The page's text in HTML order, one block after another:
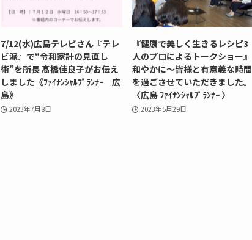
7/12(水)広島テレビさん『テレ
ビ派』で“令和家計の見直し
術”を所長 髙橋佳良子がお伝え
しました《ﾌｧｲﾅﾝｼｬﾙﾌﾟﾗﾝﾅｰ 広
島》
2023年7月8日
『健康で美しく生きるレシピ3
人のプロによるトークショー』
和やかに～皆様と有意義な時間
を過ごさせていただきました。
〈広島 ﾌｧｲﾅﾝｼｬﾙﾌﾟﾗﾝﾅｰ 〉
2023年5月29日